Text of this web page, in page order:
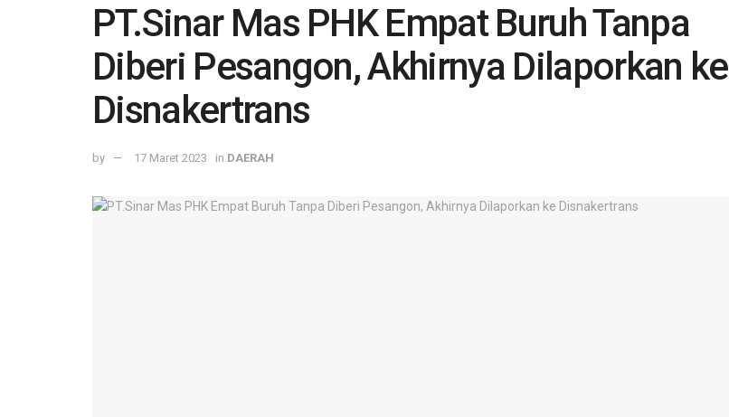
PT.Sinar Mas PHK Empat Buruh Tanpa
Diberi Pesangon, Akhirnya Dilaporkan ke
Disnakertrans
by 17 Maret 2023 in DAERAH